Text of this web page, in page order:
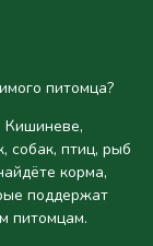
питомца?
Кишиневе,
собак, птиц, рыб
корма,
поддержат
питомцам.